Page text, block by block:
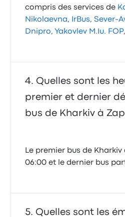
compris des services de
Nikolaevna, IrBus,Sever-
Dnipro,Yakovlev M.Iu. FOP,
Quelles sont les
premier et dernier
bus de Kharkiv à
Le premier bus de
06:00 et le dernier bus
Quelles sont les